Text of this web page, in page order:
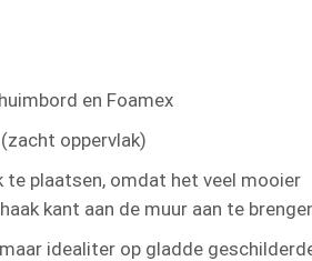
en Foamex
oppervlak)
plaatsen, omdat het veel mooier
kant aan de muur aan te
idealiter op gladde